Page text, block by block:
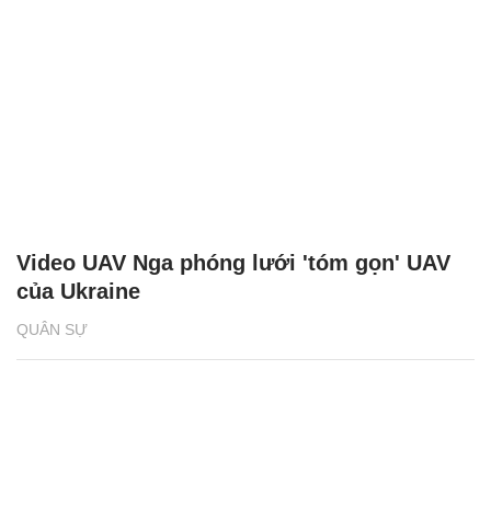
QUÂN SỰ
Video UAV Nga phóng lưới 'tóm gọn' UAV
của Ukraine